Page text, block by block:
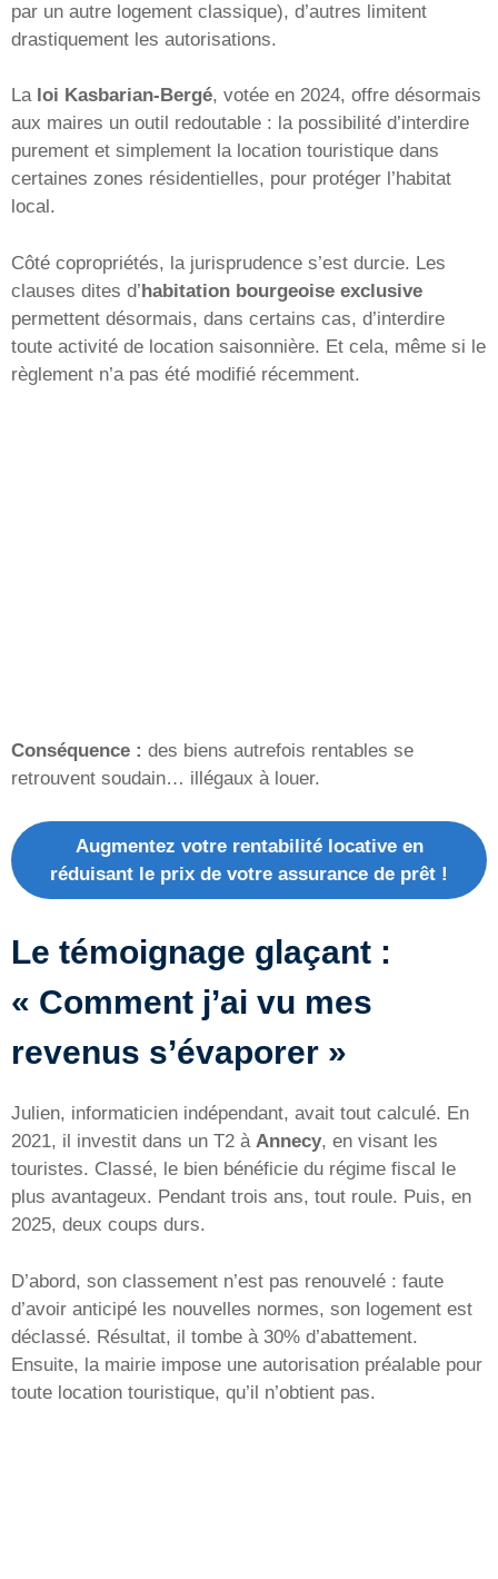
par un autre logement classique), d’autres limitent
drastiquement les autorisations.
La loi Kasbarian-Bergé, votée en 2024, offre désormais
aux maires un outil redoutable : la possibilité d’interdire
purement et simplement la location touristique dans
certaines zones résidentielles, pour protéger l’habitat
local.
Côté copropriétés, la jurisprudence s’est durcie. Les
clauses dites d’habitation bourgeoise exclusive
permettent désormais, dans certains cas, d’interdire
toute activité de location saisonnière. Et cela, même si le
règlement n’a pas été modifié récemment.
Conséquence : des biens autrefois rentables se
retrouvent soudain… illégaux à louer.
Augmentez votre rentabilité locative en
réduisant le prix de votre assurance de prêt !
Le témoignage glaçant :
« Comment j’ai vu mes
revenus s’évaporer »
Julien, informaticien indépendant, avait tout calculé. En
2021, il investit dans un T2 à Annecy, en visant les
touristes. Classé, le bien bénéficie du régime fiscal le
plus avantageux. Pendant trois ans, tout roule. Puis, en
2025, deux coups durs.
D’abord, son classement n’est pas renouvelé : faute
d’avoir anticipé les nouvelles normes, son logement est
déclassé. Résultat, il tombe à 30% d’abattement.
Ensuite, la mairie impose une autorisation préalable pour
toute location touristique, qu’il n’obtient pas.